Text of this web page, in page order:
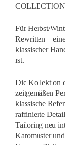
COLLECTION
Für Herbst/
Rewritten –
klassischer
ist.
Die Kollektion
zeitgemäßen
klassische
raffinierte
Tailoring neu
Karomuster